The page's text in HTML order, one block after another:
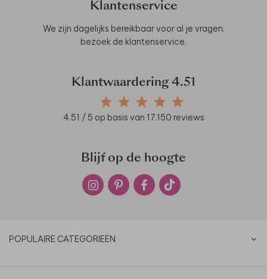
Klantenservice
We zijn dagelijks bereikbaar voor al je vragen,
bezoek de klantenservice.
Klantwaardering 4.51
4.51 / 5 op basis van 17.150 reviews
Blijf op de hoogte
POPULAIRE CATEGORIEËN